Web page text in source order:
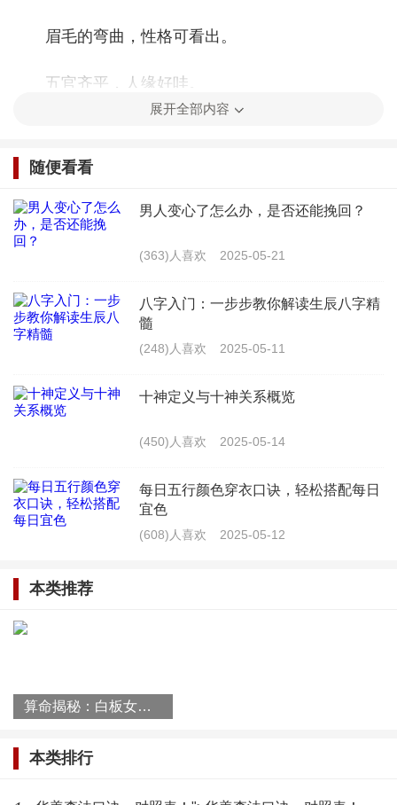
眉毛的弯曲，性格可看出。
五官齐平，人缘好哇。
左眼眉上痣，财运也有积。
右眼眉上痣，工作能顺利。
右眼眼尾痣，冲动要注意。
鼻翼上痣，桃花会多走。
嘴唇下的痣，官运也很强。
额头上的痣，智慧和才能。
下巴上的痣，年纪要注意。
展开全部内容
随便看看
男人变心了怎么办，是否还能挽回？
(363)人喜欢 2025-05-21
八字入门：一步步教你解读生辰八字精
髓
(248)人喜欢 2025-05-11
十神定义与十神关系概览
(450)人喜欢 2025-05-14
每日五行颜色穿衣口诀，轻松搭配每日
宜色
(608)人喜欢 2025-05-12
本类推荐
算命揭秘：白板女人命运解析
本类排行